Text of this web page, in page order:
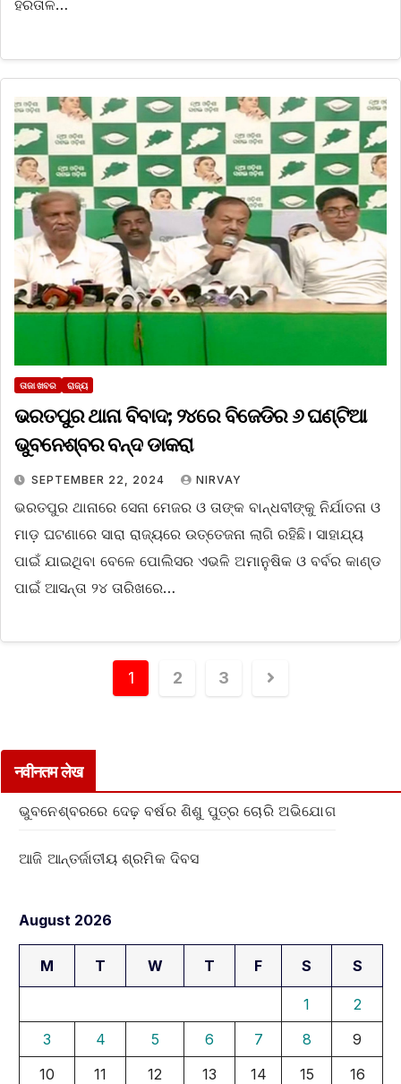
ହରତାଳ…
ତାଜା ଖବର ରାଜ୍ୟ
ଭରତପୁର ଥାନା ବିବାଦ; ୨୪ରେ ବିଜେଡିର ୬ ଘଣ୍ଟିଆ
ଭୁବନେଶ୍ବର ବନ୍ଦ ଡାକରା
SEPTEMBER 22, 2024 NIRVAY
ଭରତପୁର ଥାନାରେ ସେନା ମେଜର ଓ ତାଙ୍କ ବାନ୍ଧବୀଙ୍କୁ ନିର୍ଯାତନା ଓ
ମାଡ଼ ଘଟଣାରେ ସାରା ରାଜ୍ୟରେ ଉତ୍ତେଜନା ଲାଗି ରହିଛି। ସାହାଯ୍ୟ
ପାଇଁ ଯାଇଥିବା ବେଳେ ପୋଲିସର ଏଭଳି ଅମାନୁଷିକ ଓ ବର୍ବର କାଣ୍ଡ
ପାଇଁ ଆସନ୍ତା ୨୪ ତାରିଖରେ…
1 2 3
नवीनतम लेख
ଭୁବନେଶ୍ବରରେ ଦେଢ଼ ବର୍ଷର ଶିଶୁ ପୁତ୍ର ଚୋରି ଅଭିଯୋଗ
ଆଜି ଆନ୍ତର୍ଜାତୀୟ ଶ୍ରମିକ ଦିବସ
August 2026
M T W T F S S
1
2
3
4 5 6 7 8
9
10
11 12 13 14 15
16